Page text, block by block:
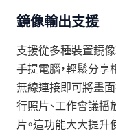
鏡像輸出支援
支援從多種裝置鏡像
手提電腦，輕鬆分享
無線連接即可將畫
行照片、工作會議播
片。這功能大大提